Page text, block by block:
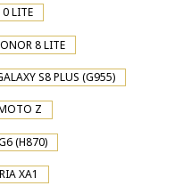
LITE
8 LITE
S8 PLUS (G955)
Z
(H870)
XA1